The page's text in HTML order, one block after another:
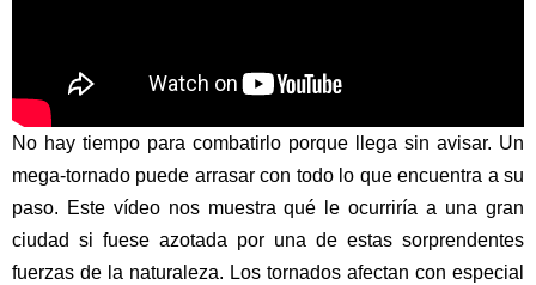
No hay tiempo para combatirlo porque llega sin avisar. Un
mega-tornado puede arrasar con todo lo que encuentra a su
paso. Este vídeo nos muestra qué le ocurriría a una gran
ciudad si fuese azotada por una de estas sorprendentes
fuerzas de la naturaleza. Los tornados afectan con especial